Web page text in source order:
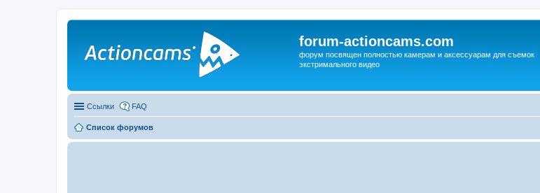
forum-actioncams.com
форум посвящен полностью камерам и аксессуарам для съемок
экстримального видео
Ссылки FAQ
Список форумов